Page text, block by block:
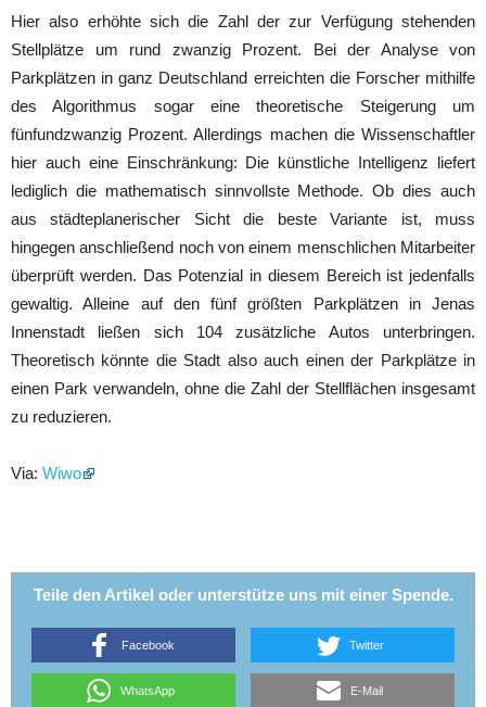
Hier also erhöhte sich die Zahl der zur Verfügung stehenden
Stellplätze um rund zwanzig Prozent. Bei der Analyse von
Parkplätzen in ganz Deutschland erreichten die Forscher mithilfe
des Algorithmus sogar eine theoretische Steigerung um
fünfundzwanzig Prozent. Allerdings machen die Wissenschaftler
hier auch eine Einschränkung: Die künstliche Intelligenz liefert
lediglich die mathematisch sinnvollste Methode. Ob dies auch
aus städteplanerischer Sicht die beste Variante ist, muss
hingegen anschließend noch von einem menschlichen Mitarbeiter
überprüft werden. Das Potenzial in diesem Bereich ist jedenfalls
gewaltig. Alleine auf den fünf größten Parkplätzen in Jenas
Innenstadt ließen sich 104 zusätzliche Autos unterbringen.
Theoretisch könnte die Stadt also auch einen der Parkplätze in
einen Park verwandeln, ohne die Zahl der Stellflächen insgesamt
zu reduzieren.
Via: Wiwo
Teile den Artikel oder unterstütze uns mit einer Spende.
Facebook Twitter
WhatsApp E-Mail